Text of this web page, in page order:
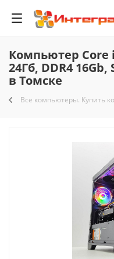
Компьютер Core
24Гб, DDR4 16Gb,
в Томске
Все компьютеры. Купить